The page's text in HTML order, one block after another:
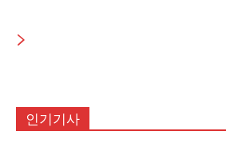
인기기사